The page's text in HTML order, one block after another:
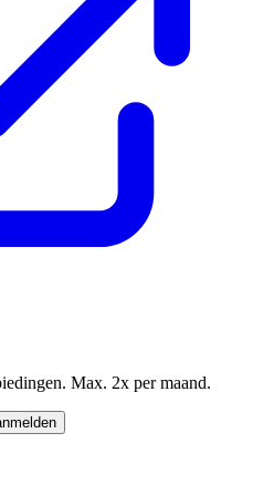
Max. 2x per maand.